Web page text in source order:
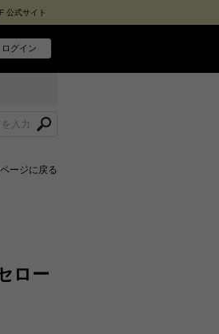
公式サイト
ログイン
ージに戻る
ロー